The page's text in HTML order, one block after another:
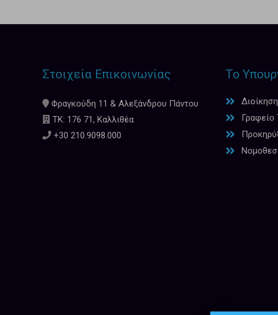
Στοιχεία Επικοινωνίας
Φραγκούδη 11 & Αλεξάνδρου Πάντου
ΤΚ: 176 71, Καλλιθέα
+30 210.9098.000
Το
Διοίκηση
Γραφείο